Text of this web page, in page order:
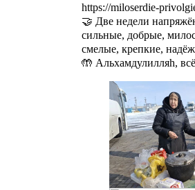
https://miloserdie-
🤝 Две недели
сильные, добрые,
смелые, крепкие,
🤲 Альхамдулилляh,